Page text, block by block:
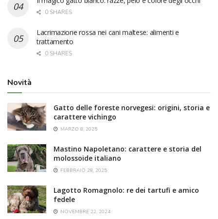
0 SHARES
Lacrimazione rossa nei cani maltese: alimenti e
trattamento
0 SHARES
Novità
Gatto delle foreste norvegesi: origini, storia e
carattere vichingo
MARZO 8, 2025
Mastino Napoletano: carattere e storia del
molossoide italiano
FEBBRAIO 28, 2025
Lagotto Romagnolo: re dei tartufi e amico
fedele
NOVEMBRE 22, 2024